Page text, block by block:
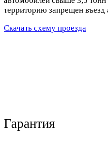
территорию запрещен
Скачать схему проезда
Гарантия